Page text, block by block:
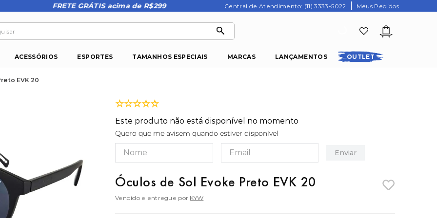
FRETE GRÁTIS acima de R$299 Central de Atendimento: (11) 3333-5022 Meus Pedidos
ACESSÓRIOS ESPORTES TAMANHOS ESPECIAIS MARCAS LANÇAMENTOS OUTLET
EVK 20
☆☆☆☆☆
Este produto não está disponível no momento
Quero que me avisem quando estiver disponível
Enviar
Óculos de Sol Evoke Preto EVK 20
Vendido e entregue por KYW